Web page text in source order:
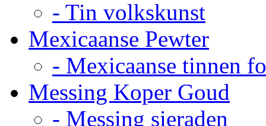
- Tin volkskunst
Mexicaanse Pewter
- Mexicaanse tinnen
Messing Koper Goud
- Messing sieraden